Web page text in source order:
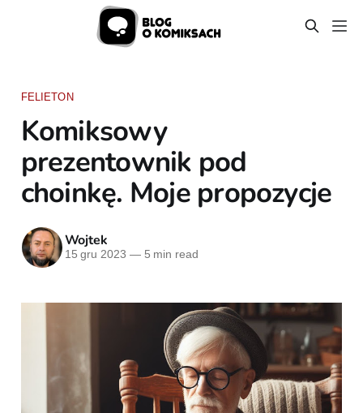
FELIETON
Komiksowy
prezentownik pod
choinkę. Moje propozycje
Wojtek
15 gru 2023 —5 min read